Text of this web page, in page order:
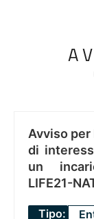
Avviso per
di
un
LIFE21-
Tipo: